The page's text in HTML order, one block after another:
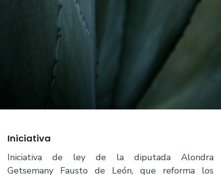
Iniciativa
Iniciativa de ley de la diputada Alondra
Getsemany Fausto de León, que reforma los